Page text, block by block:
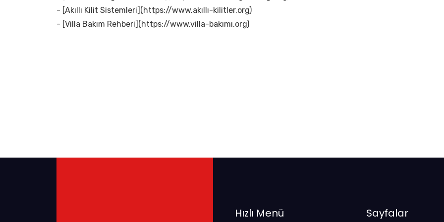
- [Akıllı Kilit Sistemleri](https://www.akıllı-kilitler.org)
- [Villa Bakım Rehberi](https://www.villa-bakımı.org)
Hızlı Menü Sayfalar